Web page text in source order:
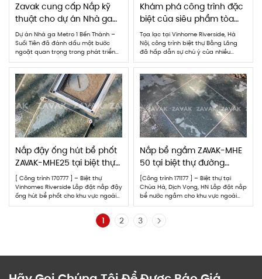
Zavak cung cấp Nắp kỹ
thuật cho dự án Nhà ga
Metro 1 Bến Thành – Suối
Tiên
Dự án Nhà ga Metro 1 Bến Thành –
Suối Tiên đã đánh dấu một bước
ngoặt quan trọng trong phát triển
hạ tầng giao thông của TP.HCM.
Trong quá trình xây dựng dự án này,
ZAVAK tự hào là một đối tác đáng tin
cậy, đã được tổng thầu Shumitomo
lựa chọn để cung […]
Khám phá công trình đặc
biệt của siêu phẩm tòa
biệt thự Bằng Lăng,
Vinhome Riverside, Hà Nội
Tọa lạc tại Vinhome Riverside, Hà
Nội, công trình biệt thự Bằng Lăng
đã hấp dẫn sự chú ý của nhiều
người bởi công phu và tinh xảo trong
từng chi tiết. Công việc lắp đặt hệ
thống sàn phun nước tại vị trí trước
sảnh của tòa biệt thự đã được thợ
của ZAVAK […]
Nắp đậy ống hút bể phốt
ZAVAK-MHE25 tại biệt thự
Vinhomes Riverside
[ Công trình 170777 ] – Biệt thự
Vinhomes Riverside Lắp đặt nắp đậy
ống hút bể phốt cho khu vực ngoài
sân nắp MHE-25: * Có khung Inox
304 cao cấp chống gỉ an toàn, bền
bỉ. * Kích thước 25×25. Đẹp thẩm mỹ
Nắp bể ngầm ZAVAK-MHE
50 tại biệt thự đường
Chùa Hà, Dịch Vọng, HN
[Công trình 171177 ] – Biệt thự tại
Chùa Hà, Dịch Vọng, HN Lắp đặt nắp
bể nước ngầm cho khu vực ngoài
sân loại nắp MHE-50: * Có khung
Inox 304 cao cấp chống gỉ an toàn,
bền bỉ. * Kích thước 50×50. Đẹp thẩm
1 2 3